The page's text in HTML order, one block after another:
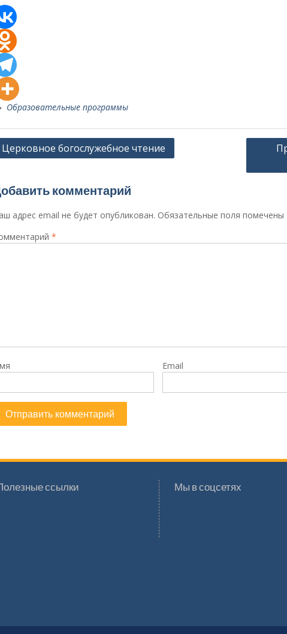
Образовательные программы
Навигация
записям
Церковное богослужебное чтение
комментарий
адрес email не будет опубликован. Обязательные поля помечены
*
Email
ссылки Мы в соцсетях